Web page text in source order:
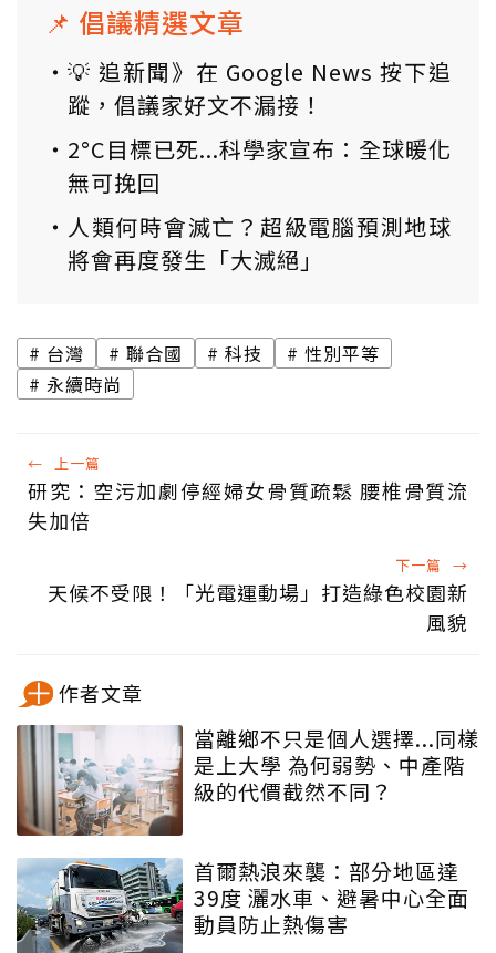
📌 倡議精選文章
💡 追新聞》在 Google News 按下追
蹤，倡議家好文不漏接！
2°C目標已死...科學家宣布：全球暖化
無可挽回
人類何時會滅亡？超級電腦預測地球
將會再度發生「大滅絕」
台灣 聯合國 科技
性別平等
永續時尚
← 上一篇
研究：空污加劇停經婦女骨質疏鬆 腰椎骨質流
失加倍
下一篇 →
天候不受限！「光電運動場」打造綠色校園新
風貌
作者文章
當離鄉不只是個人選擇...同樣
是上大學 為何弱勢、中產階
級的代價截然不同？
首爾熱浪來襲：部分地區達
39度 灑水車、避暑中心全面
動員防止熱傷害